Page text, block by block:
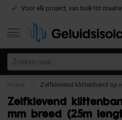
Voor elk project, van bulk tot
MENU
Home Zelfklevend klittenband op
Zelfklevend
mm breed (25m